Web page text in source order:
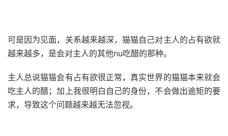
可是因为见面，关系越来越深，猫猫自己对主人的占有欲就
越来越多，是会对主人的其他nu吃醋的那种。
主人总说猫猫会有占有欲很正常，真实世界的猫猫本来就会
吃主人的醋；加上我很明白自己的身份，不会做出逾矩的要
求，导致这个问题越来越无法忽视。